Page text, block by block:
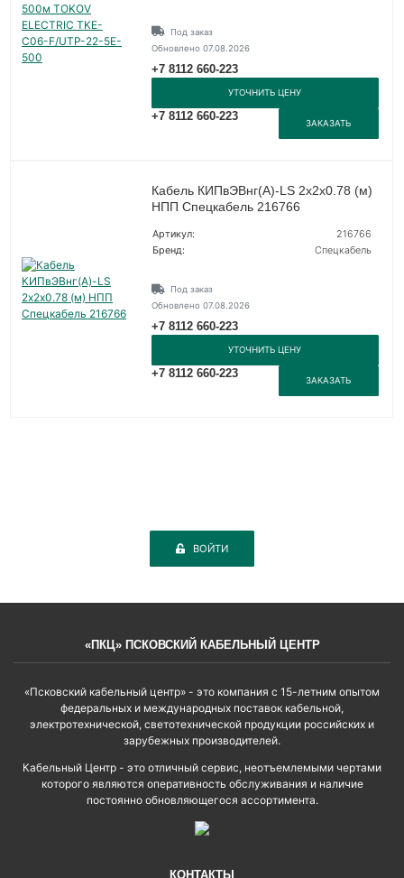
Под заказ
Обновлено 07.08.2026
+7 8112 660-223
УТОЧНИТЬ ЦЕНУ
+7 8112 660-223
ЗАКАЗАТЬ
Кабель КИПвЭВнг(А)-LS 2х2х0.78 (м)
НПП Спецкабель 216766
Артикул:
216766
Бренд:
Спецкабель
Под заказ
Обновлено 07.08.2026
+7 8112 660-223
УТОЧНИТЬ ЦЕНУ
+7 8112 660-223
ЗАКАЗАТЬ
ВОЙТИ
«ПКЦ» ПСКОВСКИЙ КАБЕЛЬНЫЙ ЦЕНТР
«Псковский кабельный центр» - это компания с 15-летним опытом
федеральных и международных поставок кабельной,
электротехнической, светотехнической продукции российских и
зарубежных производителей.
Кабельный Центр - это отличный сервис, неотъемлемыми чертами
которого являются оперативность обслуживания и наличие
постоянно обновляющегося ассортимента.
КОНТАКТЫ